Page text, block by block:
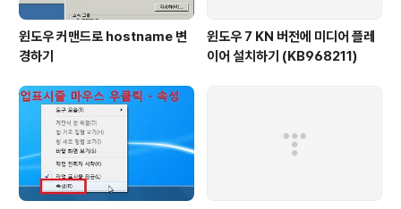
윈도우 커맨드로 hostname 변
경하기
윈도우 7 KN 버전에 미디어 플레
이어 설치하기 (KB968211)